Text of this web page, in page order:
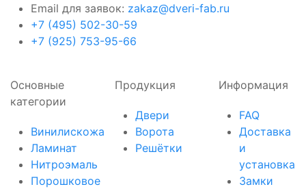
Email для заявок: zakaz@dveri-fab.ru
+7 (495) 502-30-59
+7 (925) 753-95-66
Основные
категории
Винилискожа
Ламинат
Нитроэмаль
Порошковое
Продукция
Двери
Ворота
Решётки
Информация
FAQ
Доставка
и
установка
Замки